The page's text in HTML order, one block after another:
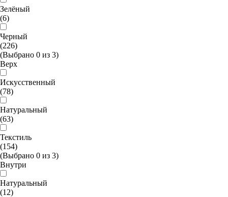
Зелёный
(6)
Черный
(226)
(Выбрано 0 из 3)
Верх
Искусственный
(78)
Натуральный
(63)
Текстиль
(154)
(Выбрано 0 из 3)
Внутри
Натуральный
(12)